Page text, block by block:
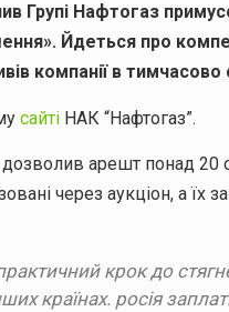
Групі Нафтогаз
Йдеться про
компанії в
сайті НАК “Нафтогаз”.
арешт понад 20
через аукціон, а їх
крок до
країнах. росія